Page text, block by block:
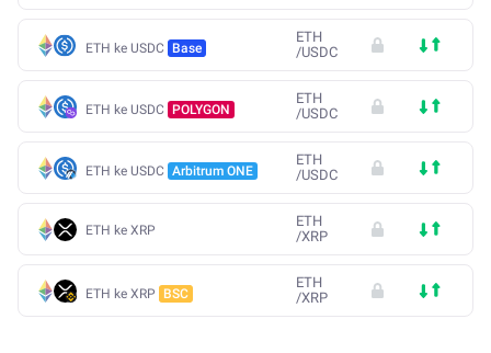
ETH ke USDC Base
ETH
/USDC
ETH ke USDC POLYGON
ETH
/USDC
ETH ke USDC Arbitrum ONE
ETH
/USDC
ETH ke XRP
ETH
/XRP
ETH ke XRP BSC
ETH
/XRP